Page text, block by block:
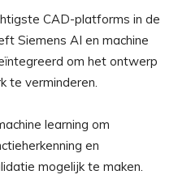
CAD-platforms in de
Siemens AI en machine
om het ontwerp
te verminderen.
learning om
en
mogelijk te maken.